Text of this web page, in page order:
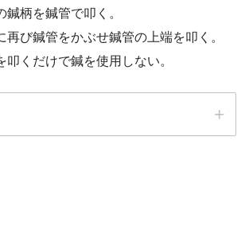
鍼柄を鍼管で叩く。
再び鍼管をかぶせ鍼管の上端を叩く。
叩くだけで鍼を使用しない。